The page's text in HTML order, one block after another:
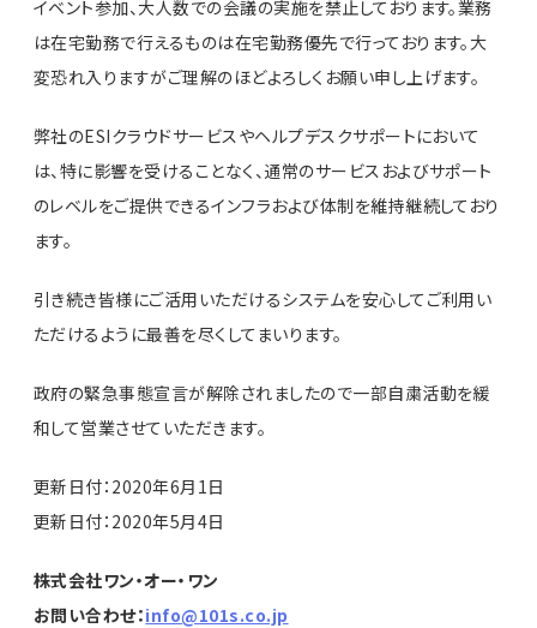
イベント参加、大人数での会議の実施を禁止しております。業務
は在宅勤務で行えるものは在宅勤務優先で行っております。大
変恐れ入りますがご理解のほどよろしくお願い申し上げます。
弊社のESIクラウドサービスやヘルプデスクサポートにおいて
は、特に影響を受けることなく、通常のサービスおよびサポート
のレベルをご提供できるインフラおよび体制を維持継続しており
ます。
引き続き皆様にご活用いただけるシステムを安心してご利用い
ただけるように最善を尽くしてまいります。
政府の緊急事態宣言が解除されましたので一部自粛活動を緩
和して営業させていただきます。
更新日付：2020年6月1日
更新日付：2020年5月4日
株式会社ワン・オー・ワン
お問い合わせ：info@101s.co.jp